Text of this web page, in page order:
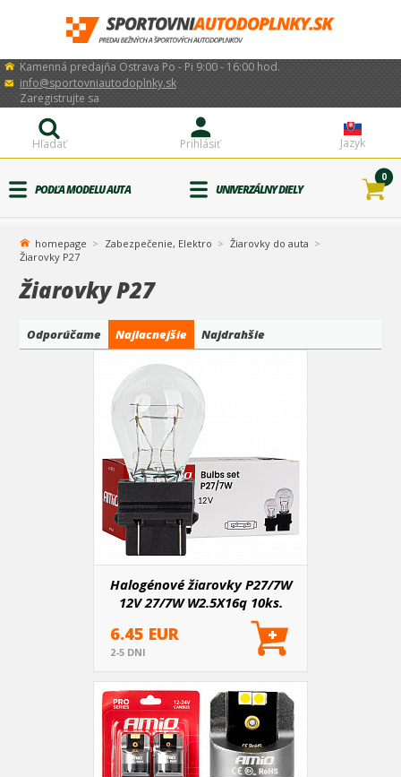
Kamenná predajňa Ostrava Po - Pi 9:00 - 16:00 hod.
info@sportovniautodoplnky.sk
Jazyk
Prihlásiť
Zaregistrujte sa
Hľadať
PODĽA MODELU AUTA UNIVERZÁLNY DIELY
0
homepage Zabezpečenie, Elektro
Žiarovky do auta
Žiarovky P27
Žiarovky P27
Odporúčame Najlacnejšie Najdrahšie
Halogénové žiarovky P27/7W
12V 27/7W W2.5X16q 10ks.
6.45 EUR
2-5 DNI